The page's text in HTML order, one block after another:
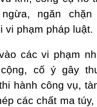
ngừa, ngăn
vi phạm pháp luật.
các vi phạm
cố ý gây
hành công vụ,
các chất ma